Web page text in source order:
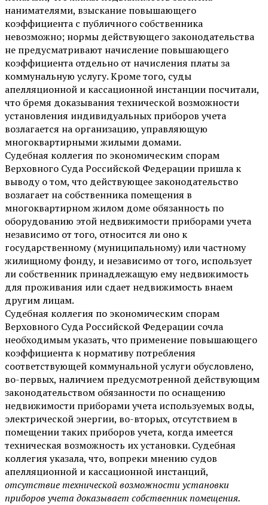
нанимателями, взыскание повышающего
коэффициента с публичного собственника
невозможно; нормы действующего законодательства
не предусматривают начисление повышающего
коэффициента отдельно от начисления платы за
коммунальную услугу. Кроме того, суды
апелляционной и кассационной инстанции посчитали,
что бремя доказывания технической возможности
установления индивидуальных приборов учета
возлагается на организацию, управляющую
многоквартирными жилыми домами.
Судебная коллегия по экономическим спорам
Верховного Суда Российской Федерации пришла к
выводу о том, что действующее законодательство
возлагает на собственника помещения в
многоквартирном жилом доме обязанность по
оборудованию этой недвижимости приборами учета
независимо от того, относится ли оно к
государственному (муниципальному) или частному
жилищному фонду, и независимо от того, использует
ли собственник принадлежащую ему недвижимость
для проживания или сдает недвижимость внаем
другим лицам.
Судебная коллегия по экономическим спорам
Верховного Суда Российской Федерации сочла
необходимым указать, что применение повышающего
коэффициента к нормативу потребления
соответствующей коммунальной услуги обусловлено,
во-первых, наличием предусмотренной действующим
законодательством обязанности по оснащению
недвижимости приборами учета используемых воды,
электрической энергии, во-вторых, отсутствием в
помещении таких приборов учета, когда имеется
техническая возможность их установки. Судебная
коллегия указала, что, вопреки мнению судов
апелляционной и кассационной инстанций,
отсутствие технической возможности установки
приборов учета доказывает собственник помещения.